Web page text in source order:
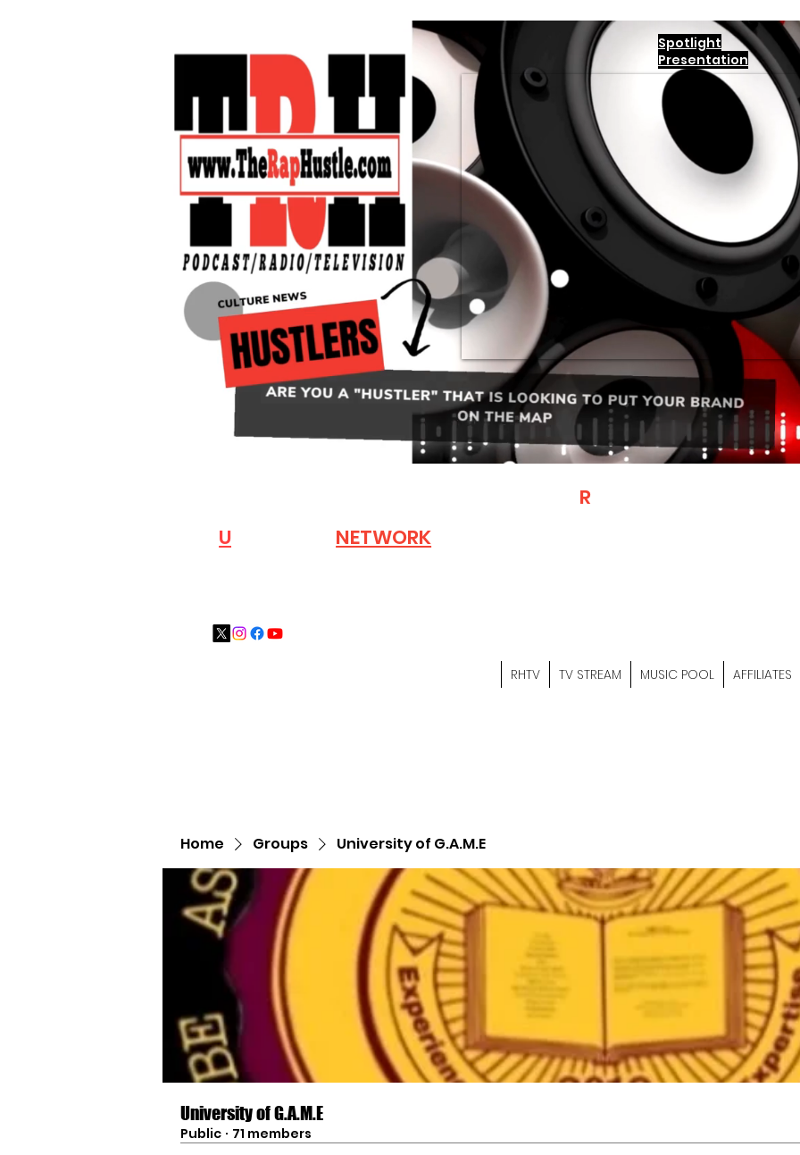
Spotlight
Presentation
U NETWORK
RH
RHTV TV STREAM MUSIC POOL AFFILIATES
Home Groups University of G.A.M.E
University of G.A.M.E
Public · 71 members